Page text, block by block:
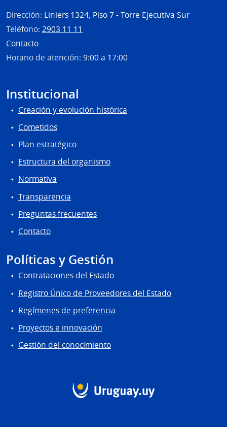
Dirección: Liniers 1324, Piso 7 - Torre Ejecutiva Sur
Teléfono: 2903 11 11
Contacto
Horario de atención: 9:00 a 17:00
Institucional
Creación y evolución histórica
Cometidos
Plan estratégico
Estructura del organismo
Normativa
Transparencia
Preguntas frecuentes
Contacto
Políticas y Gestión
Contrataciones del Estado
Registro Único de Proveedores del Estado
Regímenes de preferencia
Proyectos e innovación
Gestión del conocimiento